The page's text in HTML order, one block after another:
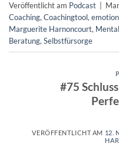
Veröffentlicht am Podcast
Coaching, Coachingtool,
Marguerite Harnoncourt,
Beratung, Selbstfürsorge
#75
VERÖFFENTLICHT AM 12.